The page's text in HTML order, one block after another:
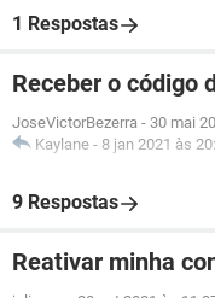
1 Respostas
Receber o código
JoseVictorBezerra - 30 mai
Kaylane - 8 jan 2021 às
9 Respostas
Reativar minha